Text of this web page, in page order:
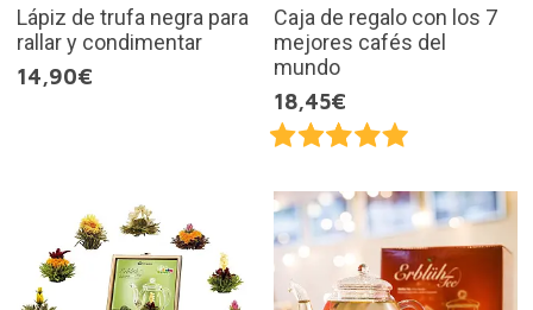
Lápiz de trufa negra para
rallar y condimentar
14,90€
Caja de regalo con los 7
mejores cafés del
mundo
18,45€